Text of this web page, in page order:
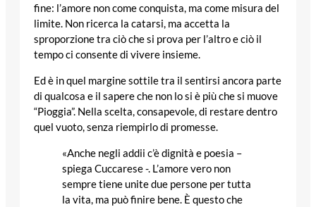
fine: l’amore non come conquista, ma come misura del
limite. Non ricerca la catarsi, ma accetta la
sproporzione tra ciò che si prova per l’altro e ciò il
tempo ci consente di vivere insieme.
Ed è in quel margine sottile tra il sentirsi ancora parte
di qualcosa e il sapere che non lo si è più che si muove
“Pioggia”. Nella scelta, consapevole, di restare dentro
quel vuoto, senza riempirlo di promesse.
«Anche negli addii c’è dignità e poesia –
spiega Cuccarese -. L’amore vero non
sempre tiene unite due persone per tutta
la vita, ma può finire bene. È questo che